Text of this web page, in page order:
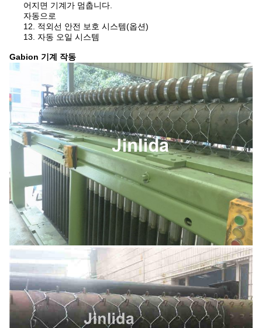
어지면 기계가 멈춥니다.
자동으로
12. 적외선 안전 보호 시스템(옵션)
13. 자동 오일 시스템
Gabion 기계 작동